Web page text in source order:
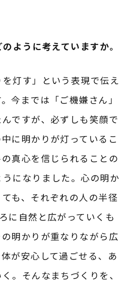
のように考えていますか。
灯す」という表現で伝え
今までは「ご機嫌さん」
ですが、必ずしも笑顔で
に明かりが灯っているこ
真心を信じられることの
になりました。心の明か
も、それぞれの人の半径
に自然と広がっていくも
明かりが重なりながら広
が安心して過ごせる、あ
。そんなまちづくりを、